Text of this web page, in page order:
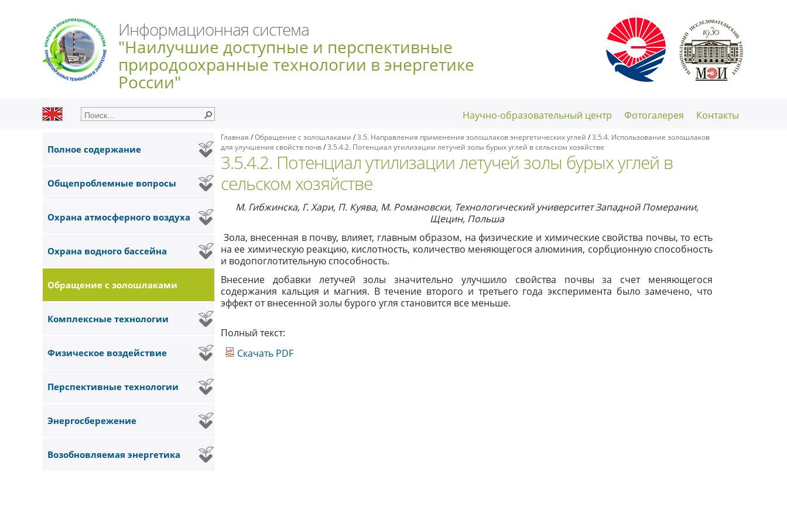
Информационная система
"Наилучшие доступные и перспективные
природоохранные технологии в энергетике
России"
Научно-образовательный центр Фотогалерея Контакты
Полное содержание
Общепроблемные вопросы
Охрана атмосферного воздуха
Охрана водного бассейна
Обращение с золошлаками
Комплексные технологии
Физическое воздействие
Перспективные технологии
Энергосбережение
Возобновляемая энергетика
Главная /Обращение с золошлаками /3.5. Направления применения золошлаков энергетических углей /3.5.4. Использование золошлаков
для улучшения свойств почв/3.5.4.2. Потенциал утилизации летучей золы бурых углей в сельском хозяйстве
3.5.4.2. Потенциал утилизации летучей золы бурых углей в
сельском хозяйстве
M. Гибжинска, Г. Хари, П. Куява, М. Романовски, Технологический университет Западной Померании,
Щецин, Польша
Зола, внесенная в почву, влияет, главным образом, на физические и химические свойства почвы, то есть
на ее химическую реакцию, кислотность, количество меняющегося алюминия, сорбционную способность
и водопоглотительную способность.
Внесение добавки летучей золы значительно улучшило свойства почвы за счет меняющегося
содержания кальция и магния. В течение второго и третьего года эксперимента было замечено, что
эффект от внесенной золы бурого угля становится все меньше.
Полный текст:
Скачать PDF